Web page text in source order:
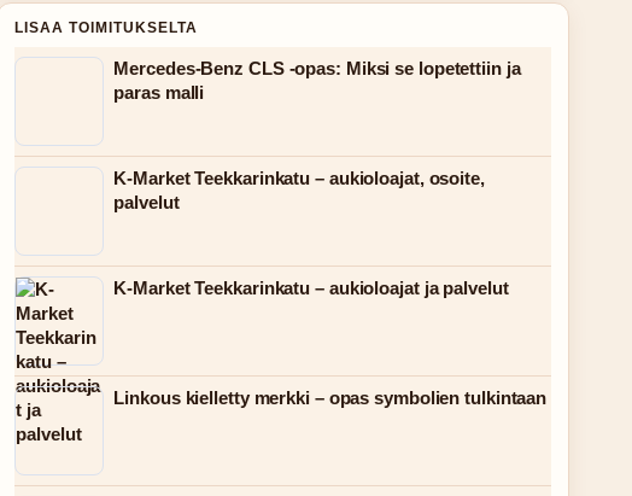
LISAA TOIMITUKSELTA
Mercedes-Benz CLS -opas: Miksi se lopetettiin ja
paras malli
K-Market Teekkarinkatu – aukioloajat, osoite,
palvelut
K-Market Teekkarinkatu – aukioloajat ja palvelut
Linkous kielletty merkki – opas symbolien tulkintaan